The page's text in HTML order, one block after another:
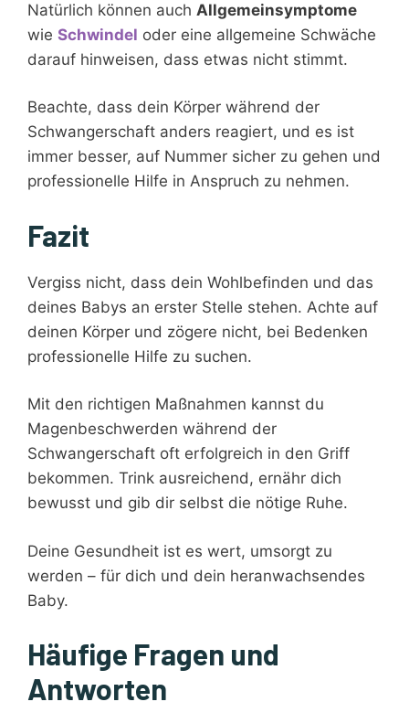
Natürlich können auch Allgemeinsymptome
wie Schwindel oder eine allgemeine Schwäche
darauf hinweisen, dass etwas nicht stimmt.
Beachte, dass dein Körper während der
Schwangerschaft anders reagiert, und es ist
immer besser, auf Nummer sicher zu gehen und
professionelle Hilfe in Anspruch zu nehmen.
Fazit
Vergiss nicht, dass dein Wohlbefinden und das
deines Babys an erster Stelle stehen. Achte auf
deinen Körper und zögere nicht, bei Bedenken
professionelle Hilfe zu suchen.
Mit den richtigen Maßnahmen kannst du
Magenbeschwerden während der
Schwangerschaft oft erfolgreich in den Griff
bekommen. Trink ausreichend, ernähr dich
bewusst und gib dir selbst die nötige Ruhe.
Deine Gesundheit ist es wert, umsorgt zu
werden – für dich und dein heranwachsendes
Baby.
Häufige Fragen und
Antworten